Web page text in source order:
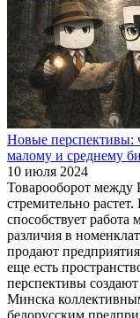
Новые перспективы:
малому и среднему
10 июля 2024
Товарооборот между
стремительно
способствует работа
различия в
продают
еще есть
перспективы
Минска
белорусским